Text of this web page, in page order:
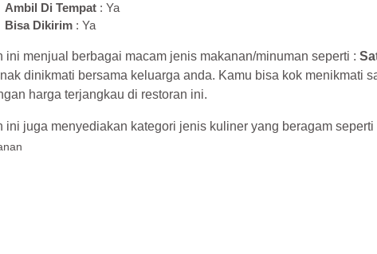
Ambil Di Tempat : Ya
Bisa Dikirim : Ya
ini menjual berbagai macam jenis makanan/minuman seperti :
dinikmati bersama keluarga anda. Kamu bisa kok menikmati
harga terjangkau di restoran ini.
ini juga menyediakan kategori jenis kuliner yang beragam seperti